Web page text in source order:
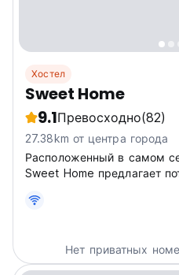
Хостел
Sweet Home
9.1Превосходно(82)
27.38km от центра города
Расположенный в самом
Sweet Home предлагает
жители острова, когда
Нет приватных